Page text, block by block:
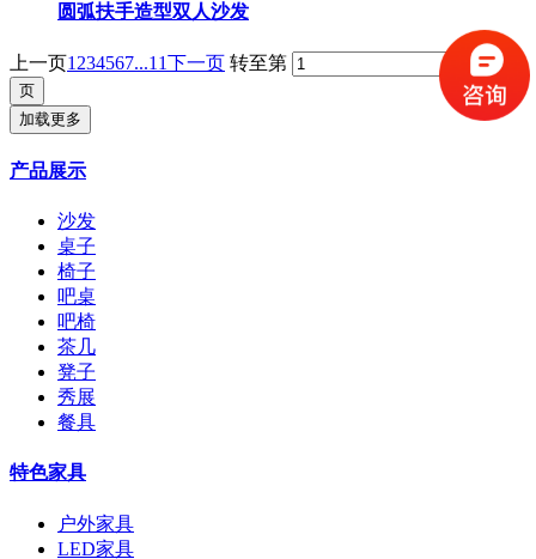
圆弧扶手造型双人沙发
上一页1 234567...11下一页 转至第
加载更多
产品展示
沙发
桌子
椅子
吧桌
吧椅
茶几
凳子
秀展
餐具
特色家具
户外家具
LED家具